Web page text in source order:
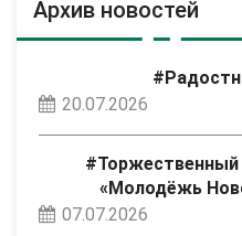
Архив новостей
20.07.2026
#Торжественный
«Молодёжь
07.07.2026